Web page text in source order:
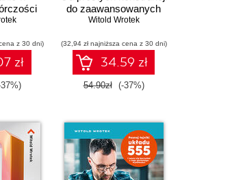
z 30 dni)
zł
do zaawansowanych
systemów
Witold Wrotek
(32,94 zł najniższa cena z 30 dni)
34.59 zł
54.90zł (-37%)